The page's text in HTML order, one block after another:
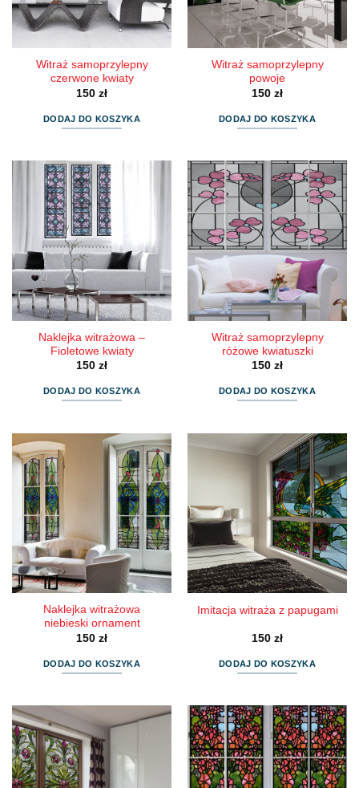
Witraż samoprzylepny
czerwone kwiaty
150 zł
DODAJ DO KOSZYKA
Witraż samoprzylepny
powoje
150 zł
DODAJ DO KOSZYKA
Naklejka witrażowa –
Fioletowe kwiaty
150 zł
DODAJ DO KOSZYKA
Witraż samoprzylepny
różowe kwiatuszki
150 zł
DODAJ DO KOSZYKA
Naklejka witrażowa
niebieski ornament
150 zł
DODAJ DO KOSZYKA
Imitacja witraża z papugami
150 zł
DODAJ DO KOSZYKA